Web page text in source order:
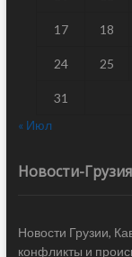
17 18
24 25
31
« Июл
Новости-Грузия
Новости Грузии,
конфликты и